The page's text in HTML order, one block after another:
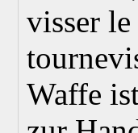
visser
Waffe